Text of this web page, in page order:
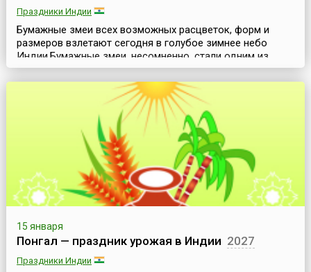
Праздники Индии
Бумажные змеи всех возможных расцветок, форм и
размеров взлетают сегодня в голубое зимнее небо
Индии.Бумажные змеи, несомненно, стали одним из
воплощений мечты человека о полетах в небо. История
создания и развития бумажных змеев впечатляет своей
протяженностью и завораживает своей
насыщенностью. Поэтому неслучайно фестивали
бумажных змеев проводятся во многих странах мира и
привлекают и любит...
15 января
Понгал — праздник урожая в Индии 2027
Праздники Индии